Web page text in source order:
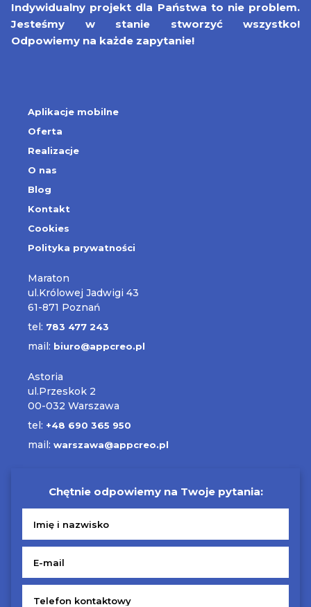
Indywidualny projekt dla Państwa to nie problem.
Jesteśmy w stanie stworzyć wszystko!
Odpowiemy na każde zapytanie!
Aplikacje mobilne
Oferta
Realizacje
O nas
Blog
Kontakt
Cookies
Polityka prywatności
Maraton
ul.Królowej Jadwigi 43
61-871 Poznań
tel: 783 477 243
mail: biuro@appcreo.pl
Astoria
ul.Przeskok 2
00-032 Warszawa
tel: +48 690 365 950
mail: warszawa@appcreo.pl
Chętnie odpowiemy na Twoje pytania: